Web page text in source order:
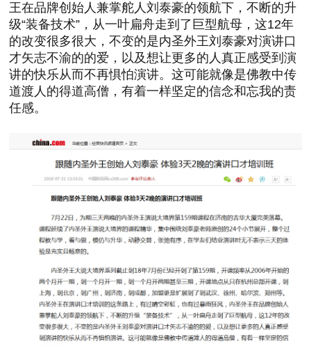
王在品牌创始人兼掌舵人刘泰豪的领航下，不断的升
级“装备技术”，从一叶扁舟走到了巨型航母，这12年
的改变很多很大，不变的是内圣外王刘泰豪对演讲口
才矢志不渝的的爱，以及想让更多的人真正感受到演
讲的快乐从而不再惧怕演讲。这可能就像是佛教中传
道渡人的得道高僧，有着一样坚定的信念和忘我的责
任感。